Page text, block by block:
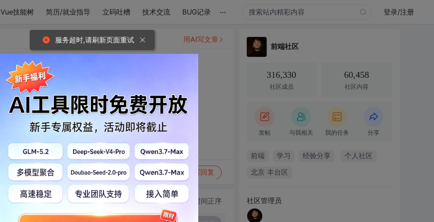
Vue技能树 简历/就业指导 立码吐槽 技术交流 BUG记录 ... 登录/注册
转发到动态 举报 写回复
用AI写文章
切换为时间正序
前端社区
316,330
社区成员
60,458
社区内容
发帖 与我相关 我的任务 分享
前端 学习 经验分享 个人社区
北京·丰台区
社区管理员
服务超时,请刷新页面重试